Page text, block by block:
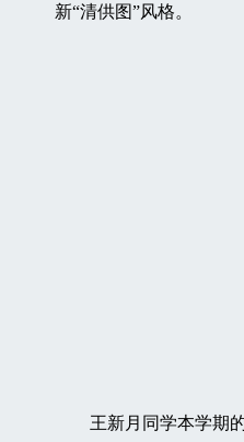
新“清供图”风格。
王新月同学本学期的